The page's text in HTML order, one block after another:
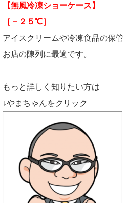
【無風冷凍ショーケース】
［－２５℃］
アイスクリームや冷凍食品の保管
お店の陳列に最適です。
もっと詳しく知りたい方は
↓やまちゃんをクリック